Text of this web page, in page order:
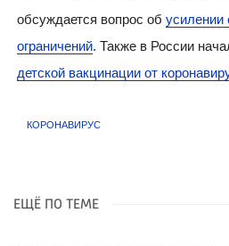
обсуждается вопрос об усилении
ограничений. Также в России
детской вакцинации от
КОРОНАВИРУС
ЕЩЁ ПО ТЕМЕ